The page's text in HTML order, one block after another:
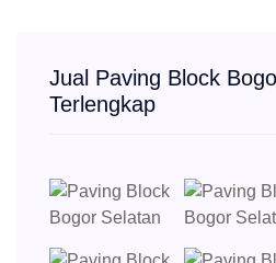
Jual Paving Block
Terlengkap